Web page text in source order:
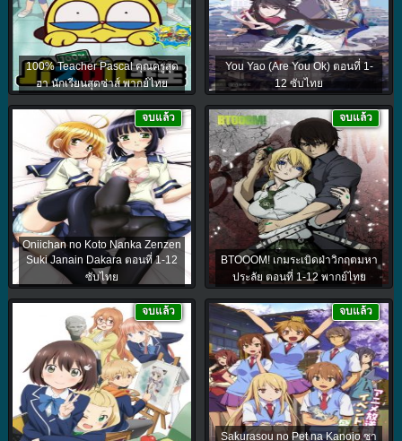
100% Teacher Pascal คุณครูสุด
ฮา นักเรียนสุดซ่าส์ พากย์ไทย
You Yao (Are You Ok) ตอนที่ 1-
12 ซับไทย
Oniichan no Koto Nanka Zenzen
Suki Janain Dakara ตอนที่ 1-12
ซับไทย
จบแล้ว
BTOOOM! เกมระเบิดฝ่าวิกฤตมหา
ประลัย ตอนที่ 1-12 พากย์ไทย
จบแล้ว
จบแล้ว
Sakurasou no Pet na Kanojo ซา
จบแล้ว